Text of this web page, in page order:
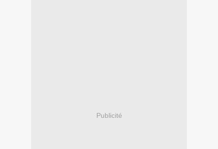
Publicité